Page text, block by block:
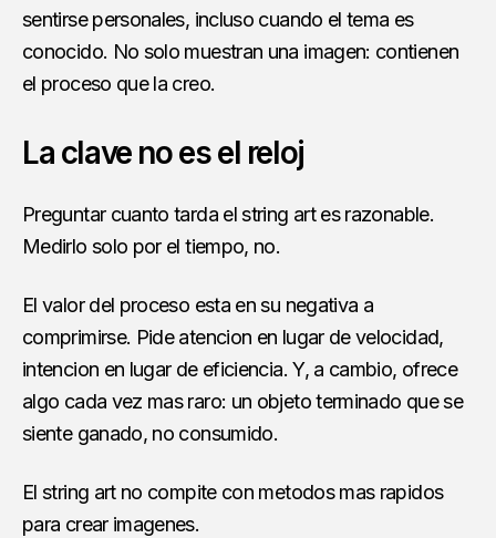
sentirse personales, incluso cuando el tema es
conocido. No solo muestran una imagen: contienen
el proceso que la creo.
La clave no es el reloj
Preguntar cuanto tarda el string art es razonable.
Medirlo solo por el tiempo, no.
El valor del proceso esta en su negativa a
comprimirse. Pide atencion en lugar de velocidad,
intencion en lugar de eficiencia. Y, a cambio, ofrece
algo cada vez mas raro: un objeto terminado que se
siente ganado, no consumido.
El string art no compite con metodos mas rapidos
para crear imagenes.